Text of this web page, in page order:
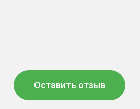
Оставить отзыв